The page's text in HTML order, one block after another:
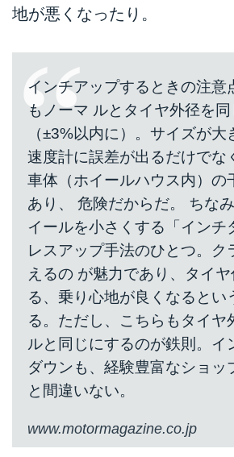
地が悪くなったり。
インチアップするときの注意
もノーマ ルとタイヤ外径を同
（±3%以内に）。サイズが大
速度計に誤差が出るだけでな
車体（ホイールハウス内）の
あり、 危険だからだ。 ちな
イールを小さくする「インチ
レスアップ手法のひとつ。ク
えるの が魅力であり、タイ
る、乗り心地が良くなるとい
る。ただし、こちらもタイヤ
ルと同じにするのが鉄則。イ
ダウンも、経験豊富なショッ
と間違いない。
www.motormagazine.co.jp